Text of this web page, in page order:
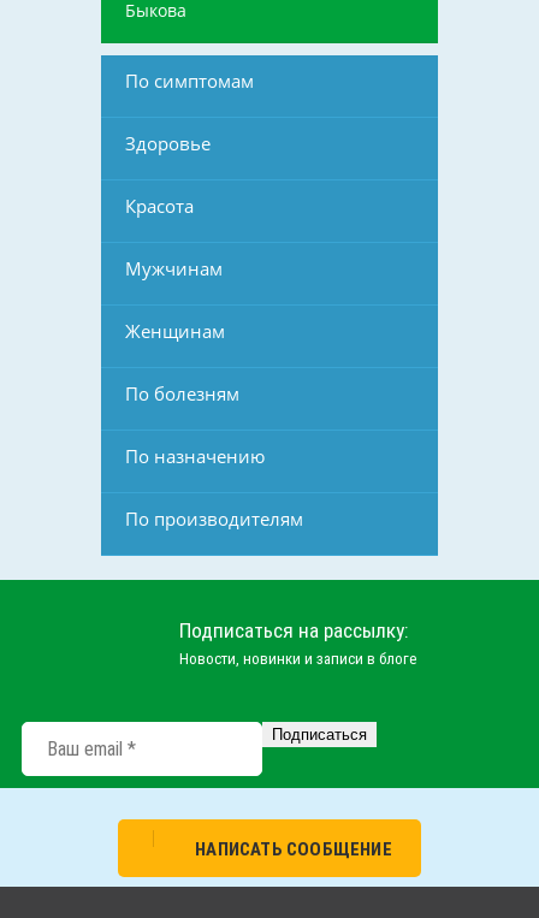
Быкова
По симптомам
Здоровье
Красота
Мужчинам
Женщинам
По болезням
По назначению
По производителям
Подписаться на рассылку:
Новости, новинки и записи в блоге
НАПИСАТЬ СООБЩЕНИЕ